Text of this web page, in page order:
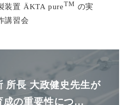
装置 ÄKTA pureTM の実
講習会
所長 大政健史先生が
成の重要性につ…